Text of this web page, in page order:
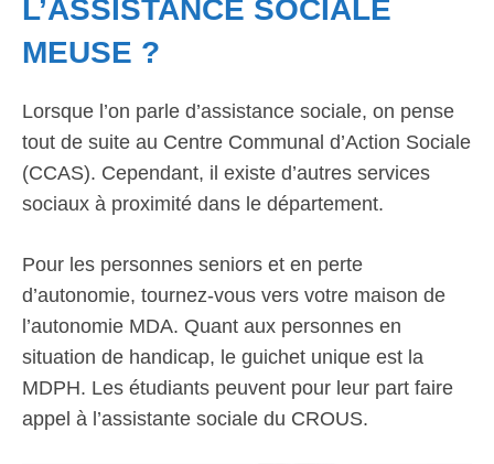
L’ASSISTANCE SOCIALE
MEUSE ?
Lorsque l’on parle d’assistance sociale, on pense
tout de suite au Centre Communal d’Action Sociale
(CCAS). Cependant, il existe d’autres services
sociaux à proximité dans le département.
Pour les personnes seniors et en perte
d’autonomie, tournez-vous vers votre maison de
l’autonomie MDA. Quant aux personnes en
situation de handicap, le guichet unique est la
MDPH. Les étudiants peuvent pour leur part faire
appel à l’assistante sociale du CROUS.